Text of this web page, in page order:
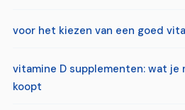
voor het kiezen van een goed
vitamine D supplementen: wat je
koopt